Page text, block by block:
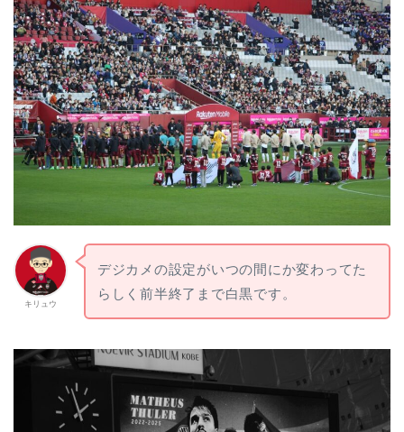
キリュウ
デジカメの設定がいつの間にか変わってた
らしく前半終了まで白黒です。